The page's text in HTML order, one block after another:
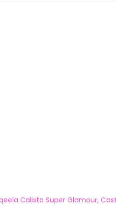
Calista Super Glamour,